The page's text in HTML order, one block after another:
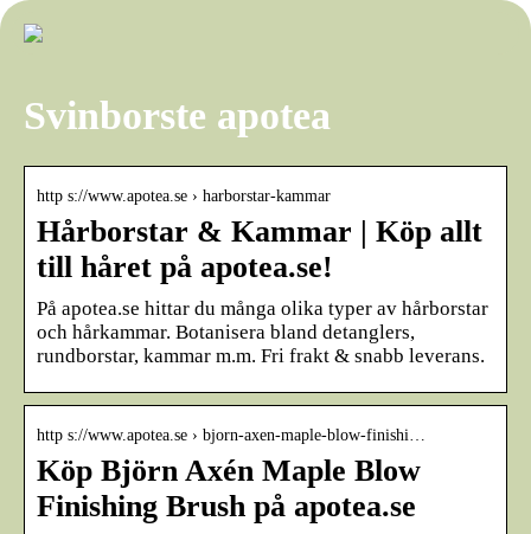
Svinborste apotea
http s://www.apotea.se › harborstar-kammar
Hårborstar & Kammar | Köp allt
till håret på apotea.se!
På apotea.se hittar du många olika typer av hårborstar
och hårkammar. Botanisera bland detanglers,
rundborstar, kammar m.m. Fri frakt & snabb leverans.
http s://www.apotea.se › bjorn-axen-maple-blow-finishi…
Köp Björn Axén Maple Blow
Finishing Brush på apotea.se